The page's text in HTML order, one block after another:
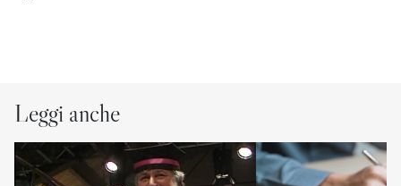
Leggi anche